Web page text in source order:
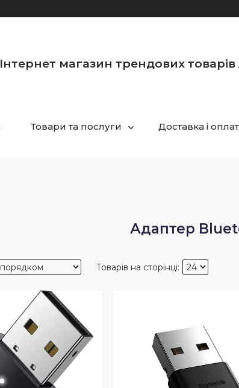
Інтернет магазин трендових
Товари та послуги Доставка і
Адаптер